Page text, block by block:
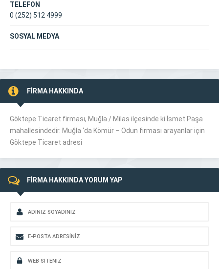
TELEFON
0 (252) 512 4999
SOSYAL MEDYA
FİRMA HAKKINDA
Göktepe Ticaret firması, Muğla / Milas ilçesinde ki İsmet Paşa
mahallesindedir. Muğla ‘da Kömür – Odun firması arayanlar için
Göktepe Ticaret adresi
FİRMA HAKKINDA YORUM YAP